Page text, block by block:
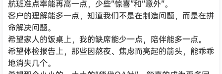
航班准点率能再高一点，少些“惊喜”和“意外”。
客户的理解能多一点，知道我们不是在制造问题，而是在拼
命解决问题。
希望家人的饭桌上，我的缺席能少一点，陪伴能多一点。
希望体检报告上，那些因熬夜、焦虑而亮起的箭头，能乖乖
地消失几个。